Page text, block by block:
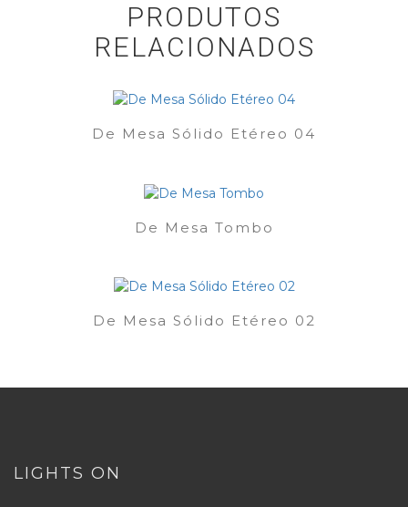
PRODUTOS
RELACIONADOS
De Mesa Sólido Etéreo 04
De Mesa Tombo
De Mesa Sólido Etéreo 02
LIGHTS ON